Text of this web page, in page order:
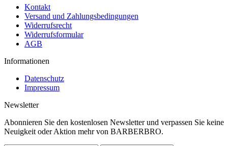
Kontakt
Versand und Zahlungsbedingungen
Widerrufsrecht
Widerrufsformular
AGB
Informationen
Datenschutz
Impressum
Newsletter
Abonnieren Sie den kostenlosen Newsletter und verpassen Sie keine
Neuigkeit oder Aktion mehr von BARBERBRO.